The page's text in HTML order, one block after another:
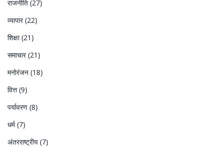
राजनीति (27)
व्यापार(22)
शिक्षा(21)
समाचार(21)
मनोरंजन (18)
वित्त(9)
पर्यावरण (8)
धर्म(7)
अंतरराष्ट्रीय (7)